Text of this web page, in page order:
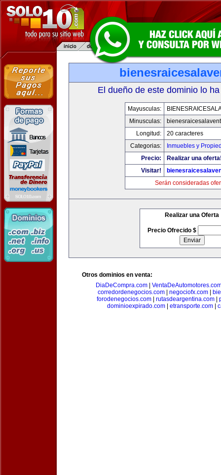
El dueño de este dominio lo
Mayusculas:
Minusculas:
Longitud:
20 caracteres
Categorias:
Inmuebles y
Precio:
Realizar una
Visitar!
Serán consideradas
Realizar una Oferta
Precio Ofrecido $
Otros dominios en venta:
DiaDeCompra.com|
corredordenegocios.com
negociofx.com
forodenegocios.com| rutasdeargentina.com|
dominioexpirado.com| etransporte.com|